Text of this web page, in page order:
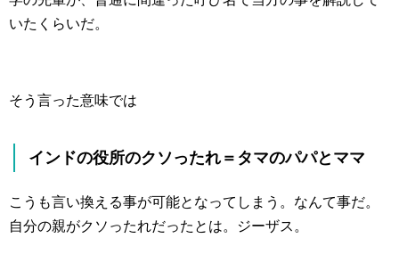
いたくらいだ。
そう言った意味では
インドの役所のクソったれ＝タマのパパとママ
こうも言い換える事が可能となってしまう。なんて事だ。
自分の親がクソったれだったとは。ジーザス。